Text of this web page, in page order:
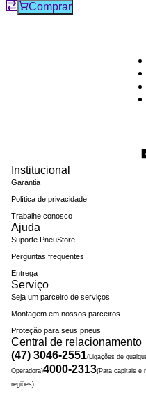
Comprar
Institucional
Garantia
Política de privacidade
Trabalhe conosco
Ajuda
Suporte PneuStore
Perguntas frequentes
Entrega
Serviço
Seja um parceiro de serviços
Montagem em nossos parceiros
Proteção para seus pneus
Central de relacionamento
(47) 3046-2551(Ligações de
Operadora)4000-2313(Para capitais e
regiões)